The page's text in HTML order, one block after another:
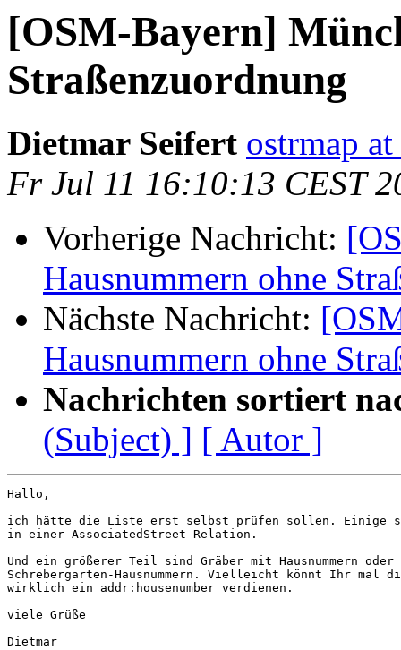
[OSM-Bayern]
Straßenzuordnung
Dietmar Seifert ostrmap
Fr Jul 11 16:10:13 CEST
Vorherige Nachricht:
Hausnummern ohne
Nächste Nachricht:
Hausnummern ohne
Nachrichten sortiert
(Subject) ] [ Autor ]
Hallo,
ich hätte die Liste erst selbst prüfen sollen. Einige
in einer AssociatedStreet-Relation.
Und ein größerer Teil sind Gräber mit Hausnummern oder
Schrebergarten-Hausnummern. Vielleicht könnt Ihr mal
wirklich ein addr:housenumber verdienen.
viele Grüße
Dietmar